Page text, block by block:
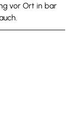
vor Ort in bar